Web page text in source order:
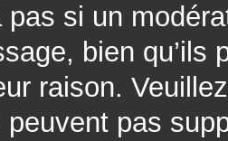
pas si un
bien qu’ils
raison.
peuvent pas